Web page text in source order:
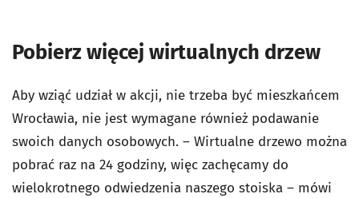
Pobierz więcej wirtualnych drzew
Aby wziąć udział w akcji, nie trzeba być mieszkańcem
Wrocławia, nie jest wymagane również podawanie
swoich danych osobowych. – Wirtualne drzewo można
pobrać raz na 24 godziny, więc zachęcamy do
wielokrotnego odwiedzenia naszego stoiska – mówi